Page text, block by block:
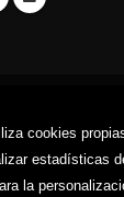
cookies
estadísticas
la